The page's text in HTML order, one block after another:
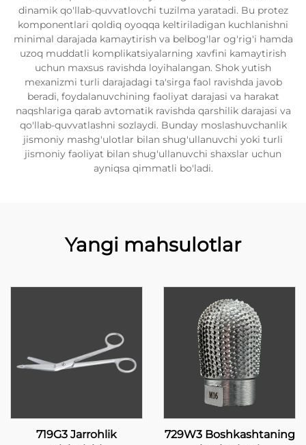
dinamik qo'llab-quvvatlovchi tuzilma yaratadi. Bu protez
komponentlari qoldiq oyoqqa keltiriladigan kuchlanishni
minimal darajada kamaytirish va belbog'lar og'rig'i hamda
uzoq muddatli komplikatsiyalarning xavfini kamaytirish
uchun maxsus ravishda loyihalangan. Shok yutish
mexanizmi turli darajadagi ta'sirga faol ravishda javob
beradi, foydalanuvchining faoliyat darajasi va harakat
naqshlariga qarab avtomatik ravishda qarshilik darajasi va
qo'llab-quvvatlashni sozlaydi. Bunday moslashuvchanlik
jismoniy mashg'ulotlar bilan shug'ullanuvchi yoki turli
jismoniy faoliyat bilan shug'ullanuvchi shaxslar uchun
ayniqsa qimmatli bo'ladi.
Yangi mahsulotlar
719G3 Jarrohlik
729W3 Boshkashtaning